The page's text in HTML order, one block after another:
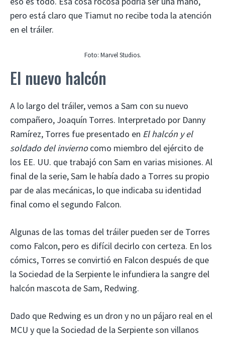
pero está claro que Tiamut no recibe toda la atención
en el tráiler.
Foto: Marvel Studios.
El nuevo halcón
A lo largo del tráiler, vemos a Sam con su nuevo
compañero, Joaquín Torres. Interpretado por Danny
Ramírez, Torres fue presentado en El halcón y el
soldado del inviernocomo miembro del ejército de
los EE. UU. que trabajó con Sam en varias misiones. Al
final de la serie, Sam le había dado a Torres su propio
par de alas mecánicas, lo que indicaba su identidad
final como el segundo Falcon.
Algunas de las tomas del tráiler pueden ser de Torres
como Falcon, pero es difícil decirlo con certeza. En los
cómics, Torres se convirtió en Falcon después de que
la Sociedad de la Serpiente le infundiera la sangre del
halcón mascota de Sam, Redwing.
Dado que Redwing es un dron y no un pájaro real en el
MCU y que la Sociedad de la Serpiente son villanos